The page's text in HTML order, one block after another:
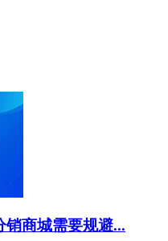
商城需要规避...